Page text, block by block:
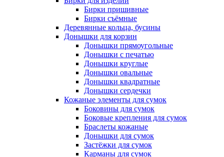
Бирки пришивные
Бирки съёмные
Деревянные кольца, бусины
Донышки для корзин
Донышки прямоугольные
Донышки с печатью
Донышки круглые
Донышки овальные
Донышки квадратные
Донышки сердечки
Кожаные элементы для сумок
Боковины для сумок
Боковые крепления для сумок
Браслеты кожаные
Донышки для сумок
Застёжки для сумок
Карманы для сумок